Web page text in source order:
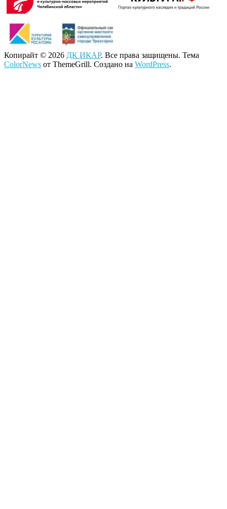
Копирайт © 2026 ДК ИКАР. Все права защищены. Тема
ColorNews от ThemeGrill. Создано на WordPress.